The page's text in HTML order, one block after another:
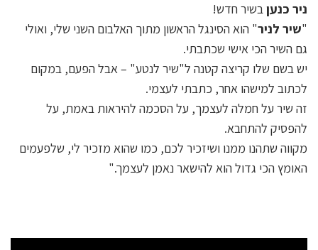
ניר כנעןבשיר חדש!
"שיר לניר" הוא הסינגל הראשון מתוך האלבום השני שלי, ואולי
גם השיר הכי אישי שכתבתי.
יש בשם שלו קריצה קטנה ל"שיר לנטע" – אבל הפעם, במקום
לכתוב למישהו אחר, כתבתי לעצמי.
זה שיר על חמלה לעצמך, על הסכמה להיראות באמת, על
להפסיק להתחבא.
מקווה שתהנו ממנו ושיזכיר לכם, כמו שהוא מזכיר לי, שלפעמים
האומץ הכי גדול הוא להישאר נאמן לעצמך."